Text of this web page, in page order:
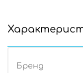
Бренд